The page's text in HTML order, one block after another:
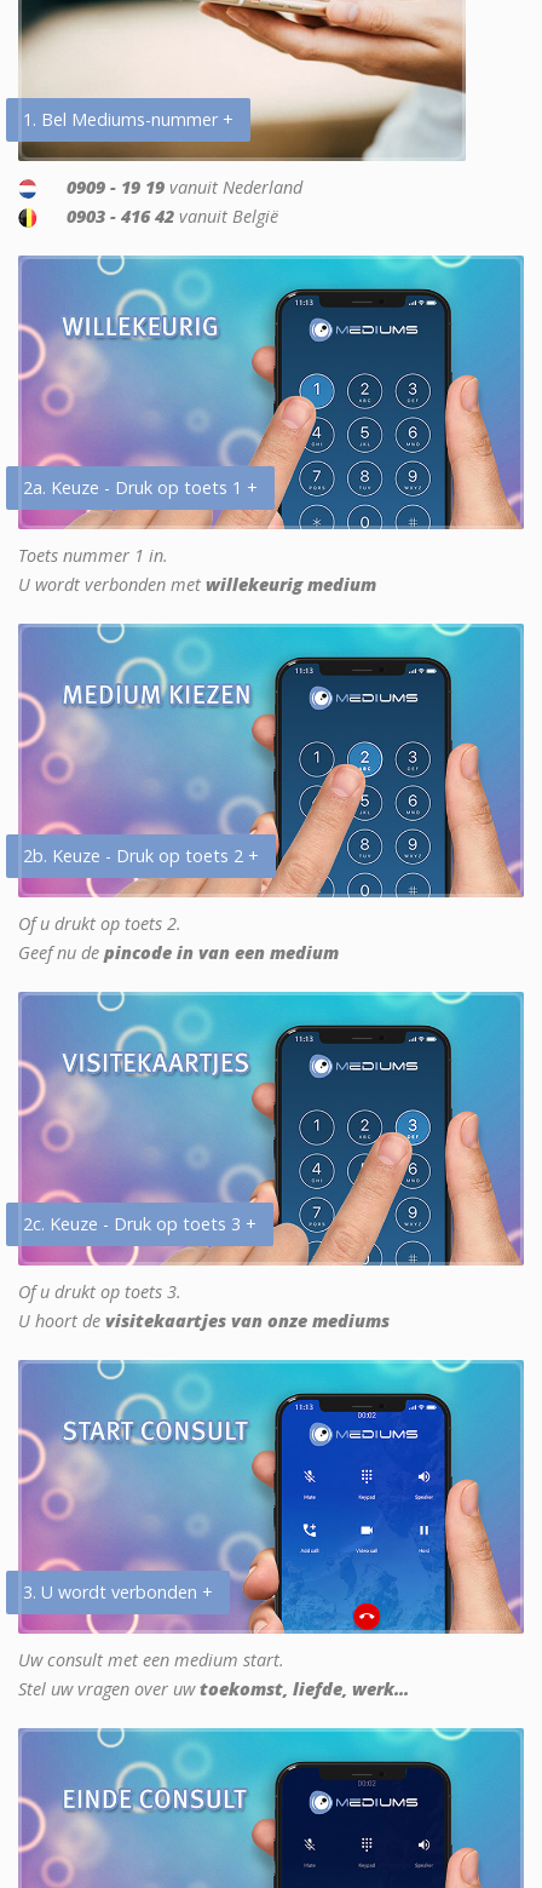
1. Bel Mediums-nummer +
0909 - 19 19 vanuit Nederland
0903 - 416 42 vanuit België
2a. Keuze - Druk op toets 1 +
Toets nummer 1 in.
U wordt verbonden met willekeurig medium
2b. Keuze - Druk op toets 2 +
Of u drukt op toets 2.
Geef nu de pincode in van een medium
2c. Keuze - Druk op toets 3 +
Of u drukt op toets 3.
U hoort de visitekaartjes van onze mediums
3. U wordt verbonden +
Uw consult met een medium start.
Stel uw vragen over uwtoekomst, liefde, werk...